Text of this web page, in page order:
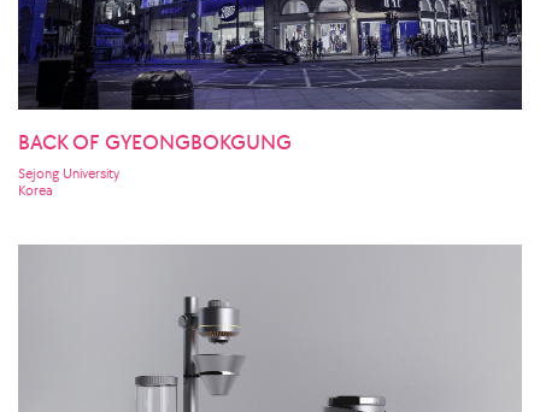
BACK OF GYEONGBOKGUNG
Sejong University
Korea